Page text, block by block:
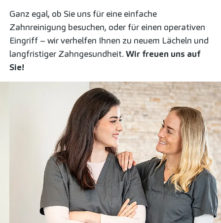
Ganz egal, ob Sie uns für eine einfache
Zahnreinigung besuchen, oder für einen operativen
Eingriff – wir verhelfen Ihnen zu neuem Lächeln und
langfristiger Zahngesundheit. Wir freuen uns auf
Sie!